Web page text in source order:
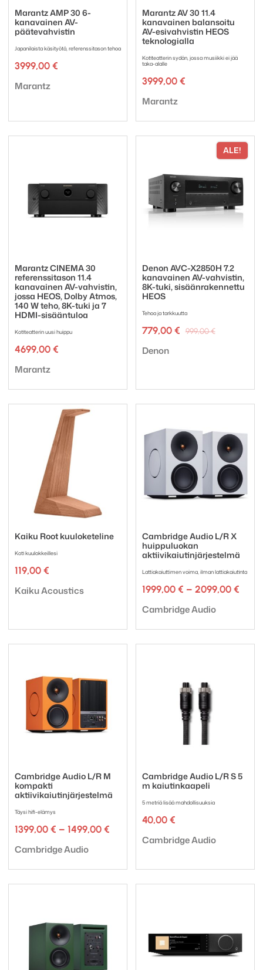
Marantz AMP 30 6-
kanavainen AV-
päätevahvistin
Japanilaista käsityötä, referenssitason tehoa
3999,00 €
Tuotemerkki:
Marantz
Marantz AV 30 11.4
kanavainen balansoitu
AV-esivahvistin HEOS
teknologialla
Kotiteatterin sydän, jossa musiikki ei jää
taka-alalle
3999,00 €
Tuotemerkki:
Marantz
Marantz CINEMA 30
referenssitason 11.4
kanavainen AV-vahvistin,
jossa HEOS, Dolby Atmos,
140 W teho, 8K-tuki ja 7
HDMI-sisääntuloa
Kotiteatterin uusi huippu
4699,00 €
Tuotemerkki:
Marantz
ALE!
Denon AVC-X2850H 7.2
kanavainen AV-vahvistin,
8K-tuki, sisäänrakennettu
HEOS
Tehoa ja tarkkuutta
999,00€
779,00 €
Nykyinen
Tuotemerkki:
Denon
Kaiku Root kuuloketeline
Koti kuulokkeillesi
119,00 €
Tuotemerkki:
Kaiku Acoustics
Cambridge Audio L/R X
huippuluokan
aktiivikaiutinjärjestelmä
Lattiakaiuttimen voima, ilman lattiakaiutinta
1999,00 € – 2099,00 €
Tuotemerkki:
Cambridge Audio
Cambridge Audio L/R M
kompakti
aktiivikaiutinjärjestelmä
Täysi hifi-elämys
1399,00 € – 1499,00 €
1399,00 €
Tuotemerkki:
Cambridge Audio
Cambridge Audio L/R S 5
m kaiutinkaapeli
5 metriä lisää mahdollisuuksia
40,00 €
Tuotemerkki:
Cambridge Audio